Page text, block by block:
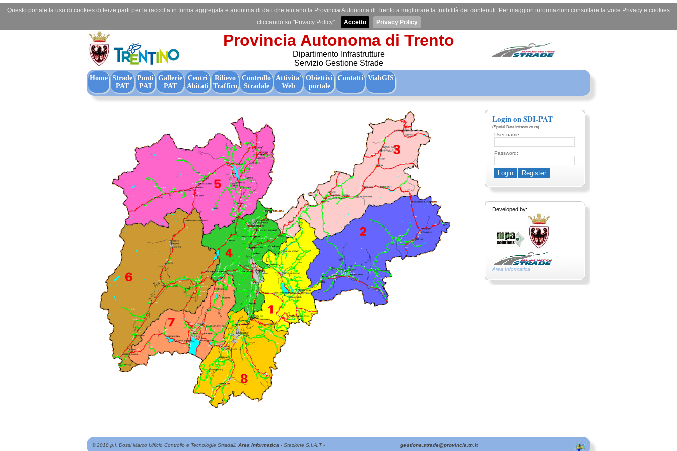
Questo portale fa uso di cookies di terze parti per la raccolta in forma aggregata e anonima di dati che aiutano la Provincia Autonoma di Trento a migliorare la fruibilità dei contenuti. Per maggiori informazioni consultare la voce Privacy e cookies
cliccando su "Privacy Policy".
Accetto Privacy Policy
Provincia Autonoma di Trento
Dipartimento Infrastrutture
Servizio Gestione Strade
Home Strade
PAT
Ponti
PAT
Gallerie
PAT
Centri
Abitati
Rilievo
Traffico
Controllo
Stradale
Attivita'
Web
Obiettivi
portale
Contatti ViabGIS
Login on SDI-PAT
(Spatial Data Infrastructure)
User name:
Password:
Developed by:
Area Informatica
© 2018 p.i. Dossi Marco Ufficio Controllo e Tecnologie Stradali, Area Informatica - Stazione S.I.A.T - gestione.strade@provincia.tn.it